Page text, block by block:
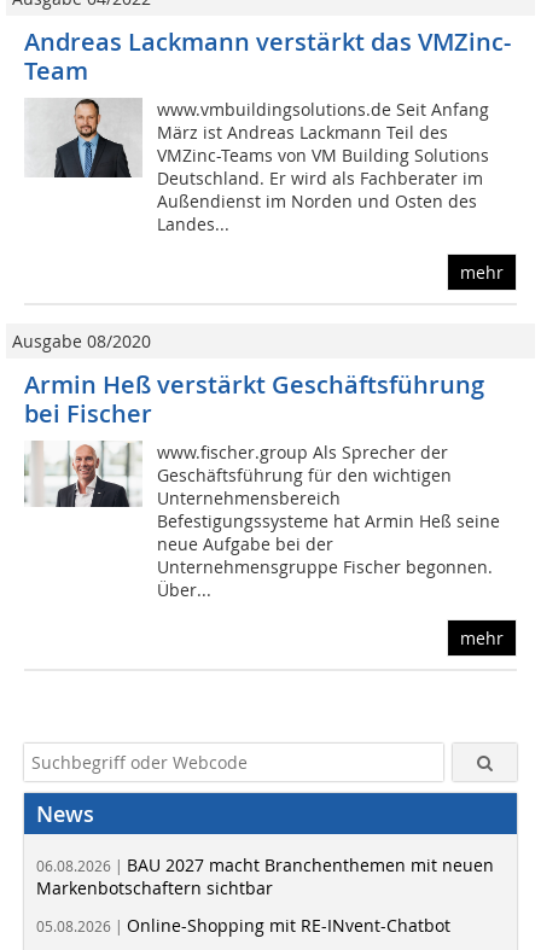
Andreas Lackmann verstärkt das VMZinc-
Team
www.vmbuildingsolutions.de Seit Anfang
März ist Andreas Lackmann Teil des
VMZinc-Teams von VM Building Solutions
Deutschland. Er wird als Fachberater im
Außendienst im Norden und Osten des
Landes...
mehr
Ausgabe 08/2020
Armin Heß verstärkt Geschäftsführung
bei Fischer
www.fischer.group Als Sprecher der
Geschäftsführung für den wichtigen
Unternehmensbereich
Befestigungssysteme hat Armin Heß seine
neue Aufgabe bei der
Unternehmensgruppe Fischer begonnen.
Über...
mehr
News
06.08.2026 | BAU 2027 macht Branchenthemen mit neuen
Markenbotschaftern sichtbar
05.08.2026 | Online-Shopping mit RE-INvent-Chatbot